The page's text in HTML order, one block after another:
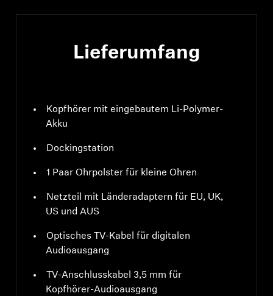
Lieferumfang
Kopfhörer mit eingebautem Li-Polymer-
Akku
Dockingstation
1 Paar Ohrpolster für kleine Ohren
Netzteil mit Länderadaptern für EU, UK,
US und AUS
Optisches TV-Kabel für digitalen
Audioausgang
TV-Anschlusskabel 3,5 mm für
Kopfhörer-Audioausgang